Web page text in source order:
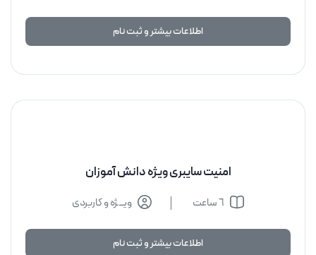
اطلاعات بیشتر و ثبت نام
امنیت سایبری ویژه دانش آموزان
٦ ساعت ویــژه و کاربردی
اطلاعات بیشتر و ثبت نام